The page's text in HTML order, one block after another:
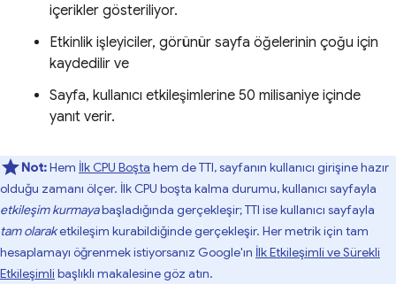
içerikler gösteriliyor.
Etkinlik işleyiciler, görünür sayfa öğelerinin çoğu için
kaydedilir ve
Sayfa, kullanıcı etkileşimlerine 50 milisaniye içinde
yanıt verir.
Not:Hem İlk CPU Boşta hem de TTI, sayfanın kullanıcı girişine hazır
olduğu zamanı ölçer. İlk CPU boşta kalma durumu, kullanıcı sayfayla
etkileşim kurmayabaşladığında gerçekleşir; TTI ise kullanıcı sayfayla
tam olaraketkileşim kurabildiğinde gerçekleşir. Her metrik için tam
hesaplamayı öğrenmek istiyorsanız Google'ın İlk Etkileşimli ve Sürekli
Etkileşimli başlıklı makalesine göz atın.